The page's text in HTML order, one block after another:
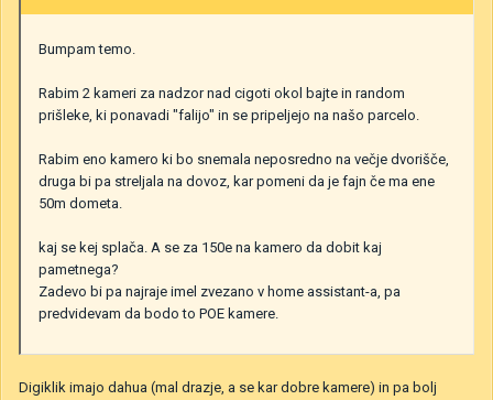
Bumpam temo.
Rabim 2 kameri za nadzor nad cigoti okol bajte in random
prišleke, ki ponavadi "falijo" in se pripeljejo na našo parcelo.
Rabim eno kamero ki bo snemala neposredno na večje dvorišče,
druga bi pa streljala na dovoz, kar pomeni da je fajn če ma ene
50m dometa.
kaj se kej splača. A se za 150e na kamero da dobit kaj
pametnega?
Zadevo bi pa najraje imel zvezano v home assistant-a, pa
predvidevam da bodo to POE kamere.
Digiklik imajo dahua (mal drazje, a se kar dobre kamere) in pa bolj